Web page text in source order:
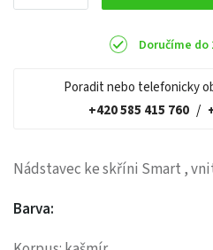
Doručíme do
Poradit nebo telefonicky
+420 585 415 760 /
Nádstavec ke skříni Smart ,
Barva: